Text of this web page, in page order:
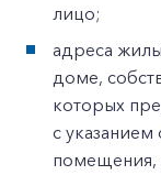
лицо;
адреса
доме,
которых
с